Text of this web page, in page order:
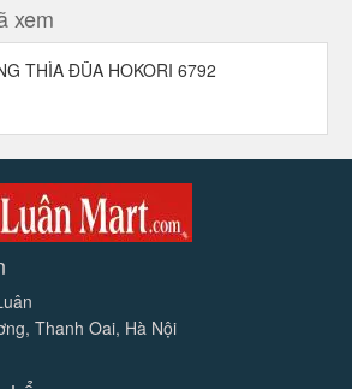
xem
THÌA ĐŨA HOKORI 6792
Thanh Oai, Hà Nội